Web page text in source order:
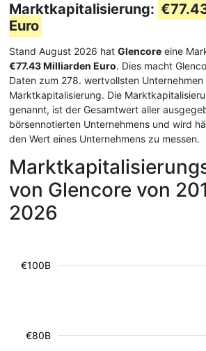
Marktkapitalisierung:
Euro
Stand August 2026 hat Glencore eine
€77.43 Milliarden Euro. Dies macht
Daten zum 278. wertvollsten
Marktkapitalisierung. Die
genannt, ist der Gesamtwert aller
börsennotierten Unternehmens und wird
den Wert eines Unternehmens zu messen.
von Glencore von
2026
€80B
€100B